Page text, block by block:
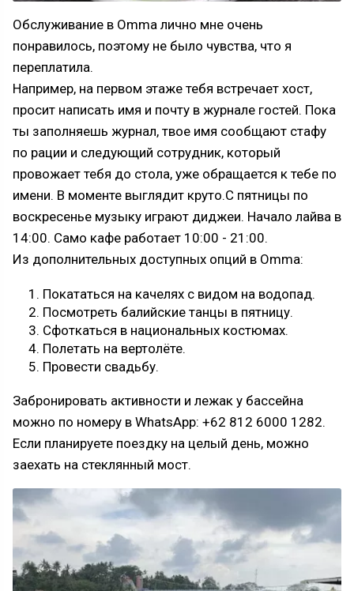
Обслуживание в Omma лично мне очень
понравилось, поэтому не было чувства, что я
переплатила.
Например, на первом этаже тебя встречает хост,
просит написать имя и почту в журнале гостей. Пока
ты заполняешь журнал, твое имя сообщают стафу
по рации и следующий сотрудник, который
провожает тебя до стола, уже обращается к тебе по
имени. В моменте выглядит круто.С пятницы по
воскресенье музыку играют диджеи. Начало лайва в
14:00. Само кафе работает 10:00 - 21:00.
Из дополнительных доступных опций в Omma:
Покататься на качелях с видом на водопад.
Посмотреть балийские танцы в пятницу.
Сфоткаться в национальных костюмах.
Полетать на вертолёте.
Провести свадьбу.
Забронировать активности и лежак у бассейна
можно по номеру в WhatsApp: +62 812 6000 1282.
Если планируете поездку на целый день, можно
заехать на стеклянный мост.